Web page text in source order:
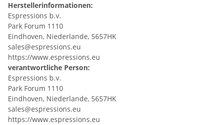
Herstellerinformationen:
Espressions b.v.
Park Forum 1110
Eindhoven, Niederlande, 5657HK
sales@espressions.eu
https://www.espressions.eu
verantwortliche Person:
Espressions b.v.
Park Forum 1110
Eindhoven, Niederlande, 5657HK
sales@espressions.eu
https://www.espressions.eu